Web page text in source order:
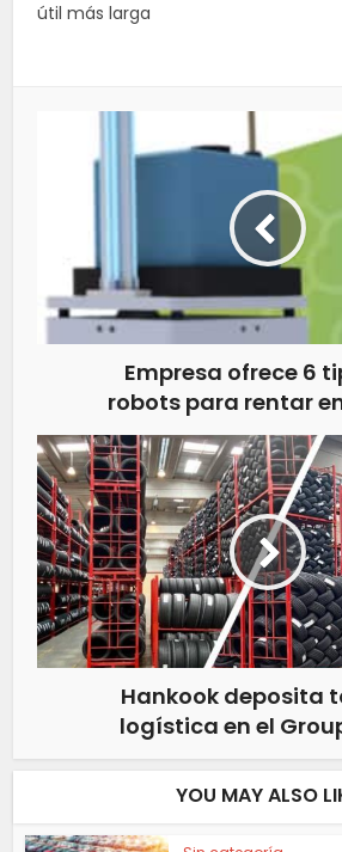
útil más larga
Empresa ofrece 6
robots para rentar
Hankook deposita
logística en el
YOU MAY ALSO